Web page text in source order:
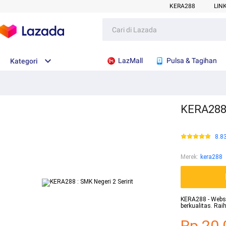
KERA288
Kategori LazMall Pulsa & Tagihan
Merek: kera288
KERA288 -
berkualitas.